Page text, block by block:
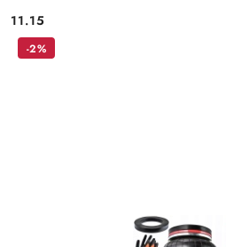
Preis:
11.15
-2%